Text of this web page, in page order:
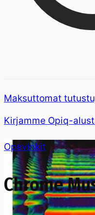
Maksuttomat
Kirjamme Opiq-
Opevinkit
Chrome